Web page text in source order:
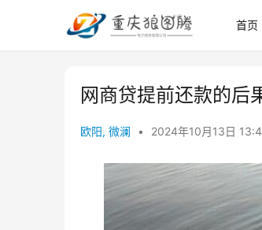
首页
网商贷提前还款的后
欧阳, 微澜 • 2024年10月13日